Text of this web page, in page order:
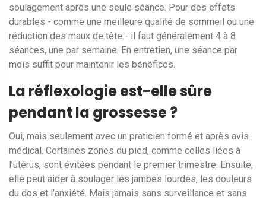
soulagement après une seule séance. Pour des effets
durables - comme une meilleure qualité de sommeil ou une
réduction des maux de tête - il faut généralement 4 à 8
séances, une par semaine. En entretien, une séance par
mois suffit pour maintenir les bénéfices.
La réflexologie est-elle sûre
pendant la grossesse ?
Oui, mais seulement avec un praticien formé et après avis
médical. Certaines zones du pied, comme celles liées à
l’utérus, sont évitées pendant le premier trimestre. Ensuite,
elle peut aider à soulager les jambes lourdes, les douleurs
du dos et l’anxiété. Mais jamais sans surveillance et sans